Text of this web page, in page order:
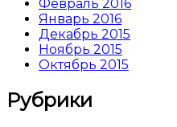
Февраль 2016
Январь 2016
Декабрь 2015
Ноябрь 2015
Октябрь 2015
Рубрики